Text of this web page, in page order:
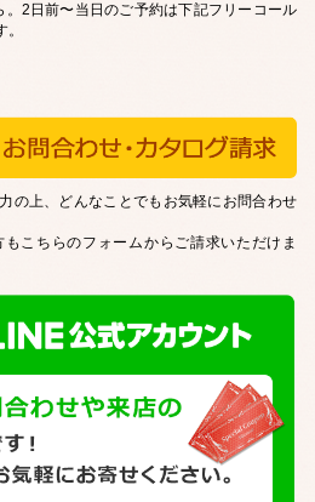
2日前〜当日のご予約は下記フリーコール
の上、どんなことでもお気軽にお問合わせ
こちらのフォームからご請求いただけま